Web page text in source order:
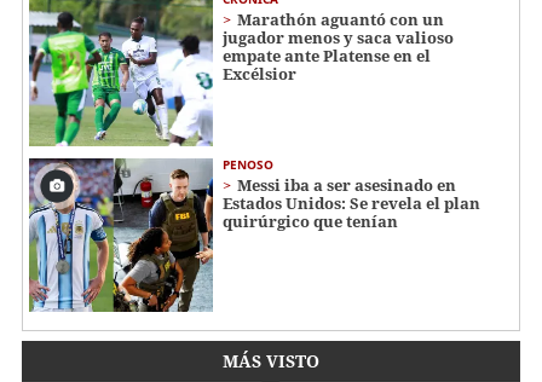
Marathón aguantó con un
jugador menos y saca valioso
empate ante Platense en el
Excélsior
PENOSO
Messi iba a ser asesinado en
Estados Unidos: Se revela el plan
quirúrgico que tenían
MÁS VISTO